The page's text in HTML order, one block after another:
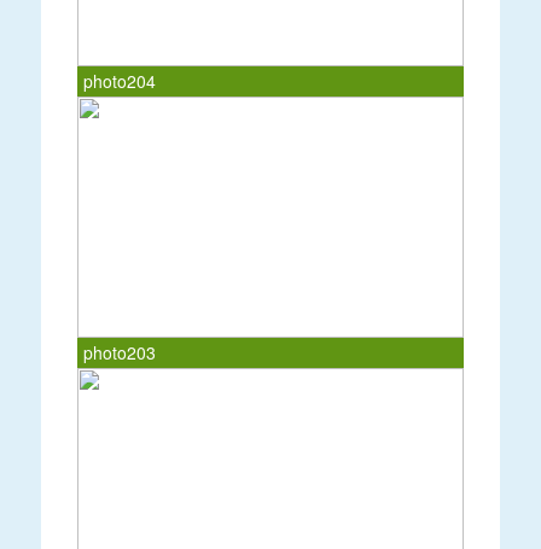
photo204
photo203